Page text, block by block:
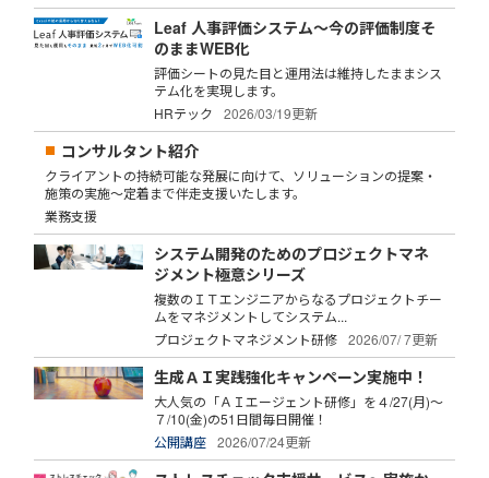
Leaf 人事評価システム～今の評価制度そ
のままWEB化
評価シートの見た目と運用法は維持したままシス
テム化を実現します。
HRテック
2026/03/19更新
コンサルタント紹介
クライアントの持続可能な発展に向けて、ソリューションの提案・
施策の実施～定着まで伴走支援いたします。
業務支援
システム開発のためのプロジェクトマネ
ジメント極意シリーズ
複数のＩＴエンジニアからなるプロジェクトチー
ムをマネジメントしてシステム...
プロジェクトマネジメント研修
2026/07/ 7更新
生成ＡＩ実践強化キャンペーン実施中！
大人気の「ＡＩエージェント研修」を４/27(月)～
７/10(金)の51日間毎日開催！
公開講座
2026/07/24更新